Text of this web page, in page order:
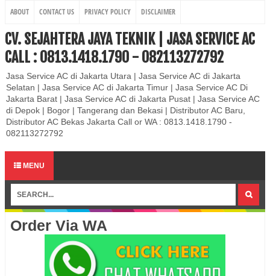
ABOUT CONTACT US PRIVACY POLICY DISCLAIMER
CV. SEJAHTERA JAYA TEKNIK | JASA SERVICE AC
CALL : 0813.1418.1790 - 082113272792
Jasa Service AC di Jakarta Utara | Jasa Service AC di Jakarta
Selatan | Jasa Service AC di Jakarta Timur | Jasa Service AC Di
Jakarta Barat | Jasa Service AC di Jakarta Pusat | Jasa Service AC
di Depok | Bogor | Tangerang dan Bekasi | Distributor AC Baru,
Distributor AC Bekas Jakarta Call or WA : 0813.1418.1790 -
082113272792
MENU
Order Via WA